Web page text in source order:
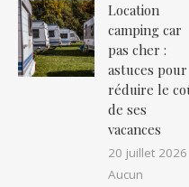
Location
camping car
pas cher :
astuces pour
réduire le
de ses
vacances
20 juillet 2026
Aucun